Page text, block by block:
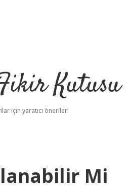
Kutusu
için yaratıcı öneriler!
Mi